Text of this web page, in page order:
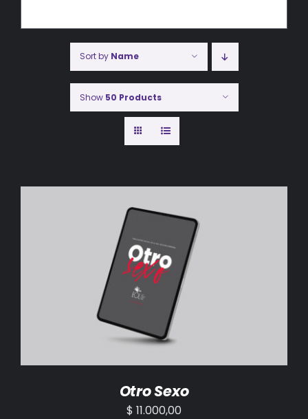
Sort by Name
Show 50 Products
AÑADIR AL CARRITO /
Otro Sexo
$ 11.000,00